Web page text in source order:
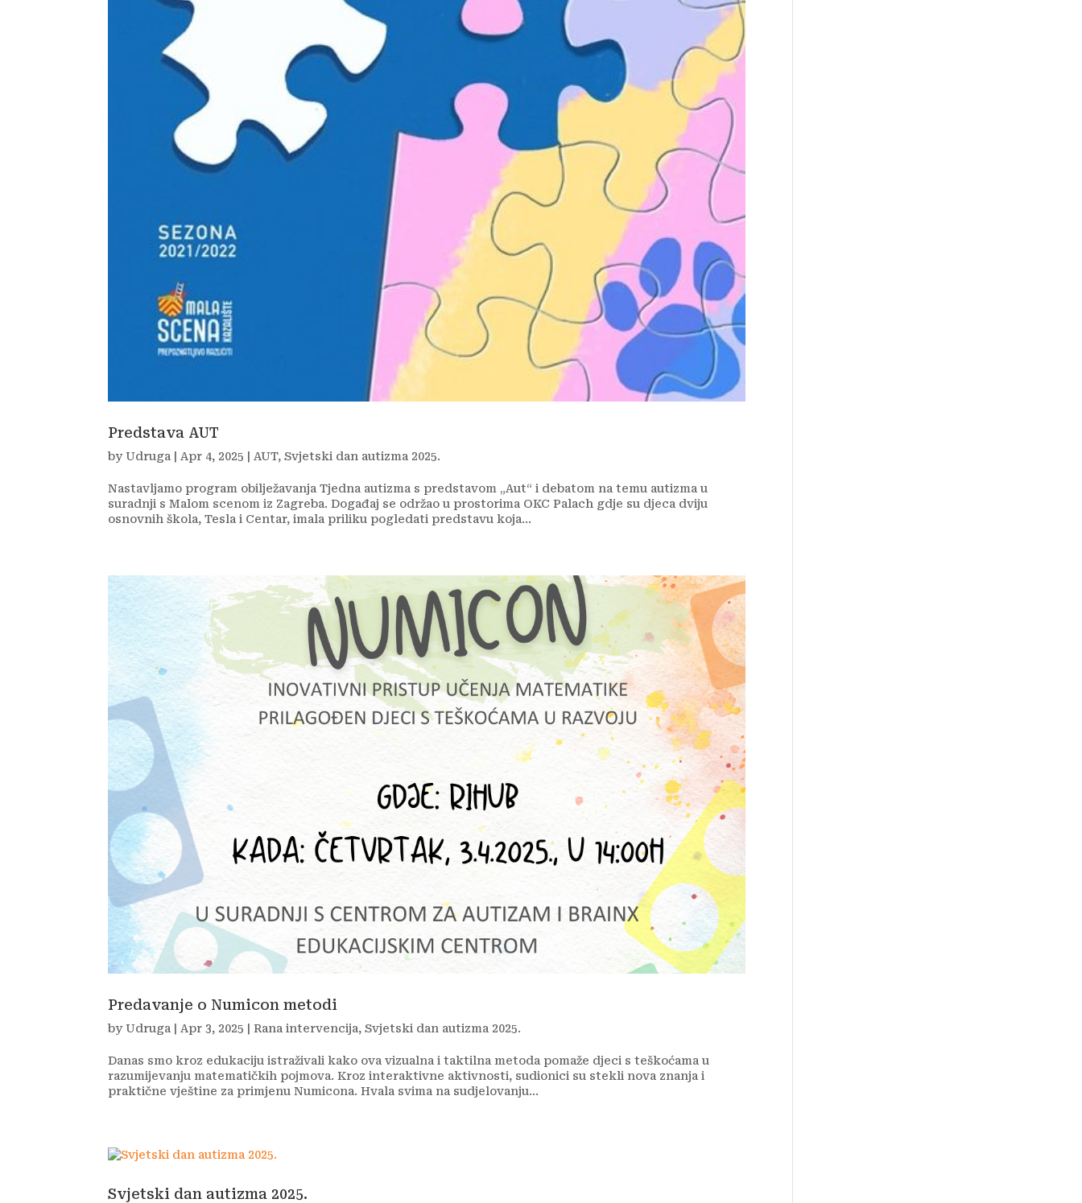
Predstava AUT
byUdruga |Apr 4, 2025 |AUT,Svjetski dan autizma 2025.
Nastavljamo program obilježavanja Tjedna autizma s predstavom „Aut“ i debatom na temu autizma u
suradnji s Malom scenom iz Zagreba. Događaj se održao u prostorima OKC Palach gdje su djeca dviju
osnovnih škola, Tesla i Centar, imala priliku pogledati predstavu koja...
Predavanje o Numicon metodi
byUdruga |Apr 3, 2025 |Rana intervencija,Svjetski dan autizma 2025.
Danas smo kroz edukaciju istraživali kako ova vizualna i taktilna metoda pomaže djeci s teškoćama u
razumijevanju matematičkih pojmova. Kroz interaktivne aktivnosti, sudionici su stekli nova znanja i
praktične vještine za primjenu Numicona. Hvala svima na sudjelovanju...
Svjetski dan autizma 2025.